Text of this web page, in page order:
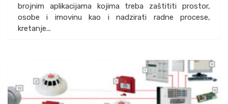
brojnim aplikacijama kojima treba zaštititi prostor,
osobe i imovinu kao i nadzirati radne procese,
kretanje...